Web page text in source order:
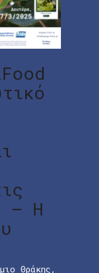
– Η
Θράκης,